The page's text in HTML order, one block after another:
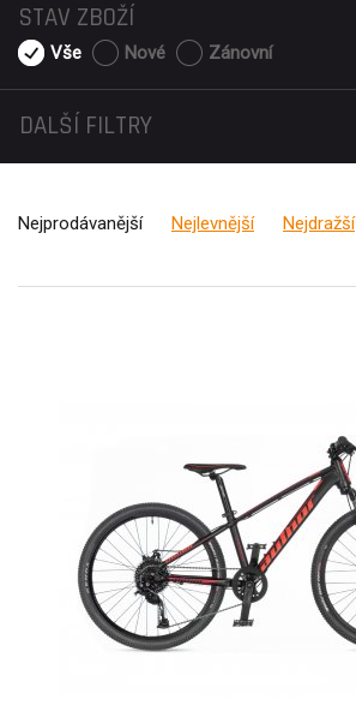
STAV ZBOŽÍ
Vše Nové Zánovní
DALŠÍ FILTRY
Nejprodávanější Nejlevnější
Nejdražší